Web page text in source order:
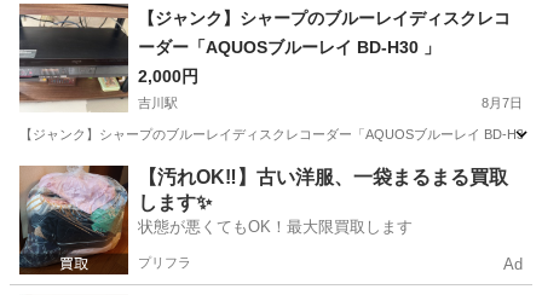
埼玉 和光市 西高島平駅 映像プレーヤー、レコーダー
【ジャンク】シャープのブルーレイディスクレコ
ーダー「AQUOSブルーレイ BD-H30 」
2,000円
吉川駅 8月7日
【ジャンク】シャープのブルーレイディスクレコーダー「AQUOSブルーレイ BD-
埼玉 吉川市 吉川駅 映像プレーヤー、レコーダー
ブルーレイ
【汚れOK‼️】古い洋服、一袋まるまる買取
します✨
状態が悪くてもOK！最大限買取します
プリフラ Ad